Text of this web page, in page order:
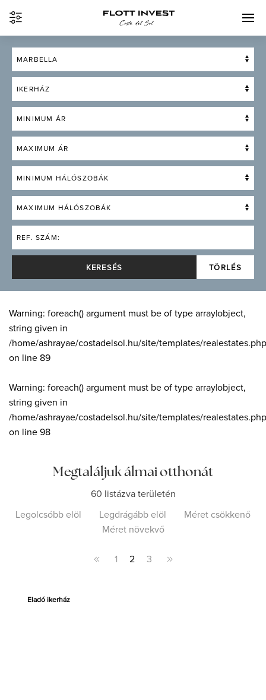
MARBELLA
IKERHÁZ
MINIMUM ÁR
MAXIMUM ÁR
MINIMUM HÁLÓSZOBÁK
MAXIMUM HÁLÓSZOBÁK
REF. SZÁM:
KERESÉS TÖRLÉS
Warning: foreach() argument must be of type array|object,
string given in
/home/ashrayae/costadelsol.hu/site/templates/realestates.php
on line 89
Warning: foreach() argument must be of type array|object,
string given in
/home/ashrayae/costadelsol.hu/site/templates/realestates.php
on line98
Megtaláljuk álmai otthonát
60 listázva területén
Legolcsóbb elöl
Legdrágább elöl
Méret csökkenő
Méret növekvő
1 2 3
Eladó ikerház